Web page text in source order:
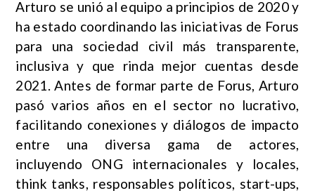
Arturo se unió al equipo a principios de 2020 y
ha estado coordinando las iniciativas de Forus
para una sociedad civil más transparente,
inclusiva y que rinda mejor cuentas desde
2021. Antes de formar parte de Forus, Arturo
pasó varios años en el sector no lucrativo,
facilitando conexiones y diálogos de impacto
entre una diversa gama de actores,
incluyendo ONG internacionales y locales,
think tanks, responsables políticos, start-ups,